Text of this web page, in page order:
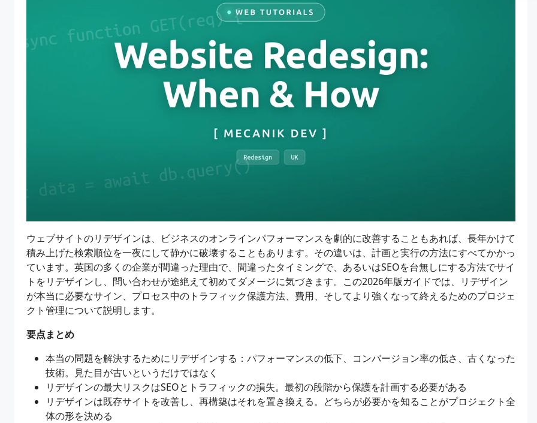
ウェブサイトのリデザインは、ビジネスのオンラインパフォーマンスを劇的に改善することもあれば、長年かけて
積み上げた検索順位を一夜にして静かに破壊することもあります。その違いは、計画と実行の方法にすべてかかっ
ています。英国の多くの企業が間違った理由で、間違ったタイミングで、あるいはSEOを台無しにする方法でサイ
トをリデザインし、問い合わせが途絶えて初めてダメージに気づきます。この2026年版ガイドでは、リデザイン
が本当に必要なサイン、プロセス中のトラフィック保護方法、費用、そしてより強くなって終えるためのプロジェ
クト管理について説明します。
要点まとめ
本当の問題を解決するためにリデザインする：パフォーマンスの低下、コンバージョン率の低さ、古くなった
技術。見た目が古いというだけではなく
リデザインの最大リスクはSEOとトラフィックの損失。最初の段階から保護を計画する必要がある
リデザインは既存サイトを改善し、再構築はそれを置き換える。どちらが必要かを知ることがプロジェクト全
体の形を決める